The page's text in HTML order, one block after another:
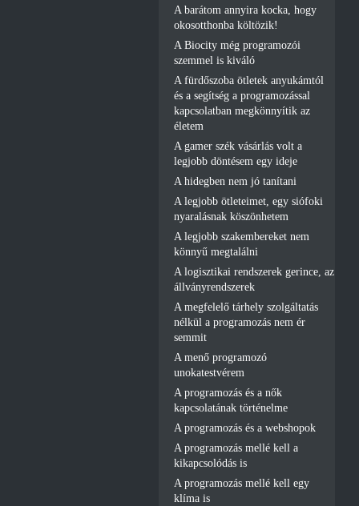
A barátom annyira kocka, hogy
okosotthonba költözik!
A Biocity még programozói
szemmel is kiváló
A fürdőszoba ötletek anyukámtól
és a segítség a programozással
kapcsolatban megkönnyítik az
életem
A gamer szék vásárlás volt a
legjobb döntésem egy ideje
A hidegben nem jó tanítani
A legjobb ötleteimet, egy siófoki
nyaralásnak köszönhetem
A legjobb szakembereket nem
könnyű megtalálni
A logisztikai rendszerek gerince, az
állványrendszerek
A megfelelő tárhely szolgáltatás
nélkül a programozás nem ér
semmit
A menő programozó
unokatestvérem
A programozás és a nők
kapcsolatának történelme
A programozás és a webshopok
A programozás mellé kell a
kikapcsolódás is
A programozás mellé kell egy
klíma is